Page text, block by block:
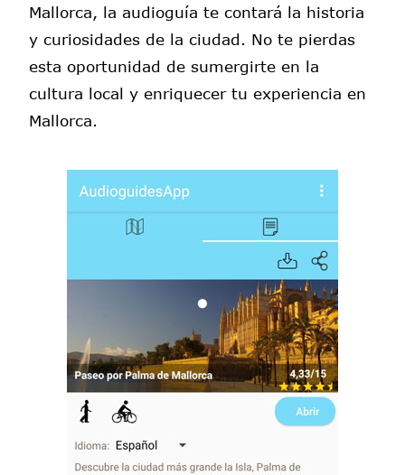
Mallorca, la audioguía te contará la historia
y curiosidades de la ciudad. No te pierdas
esta oportunidad de sumergirte en la
cultura local y enriquecer tu experiencia en
Mallorca.